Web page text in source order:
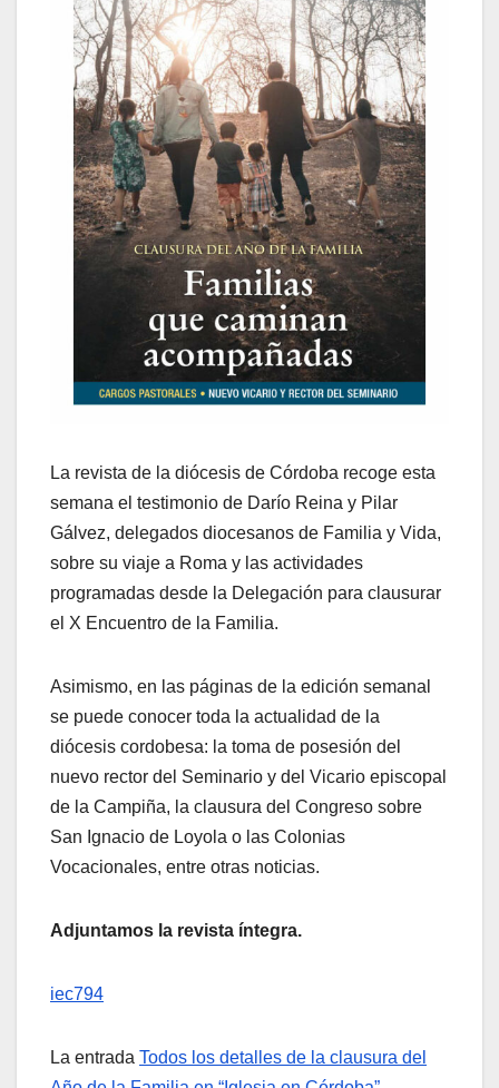
La revista de la diócesis de Córdoba recoge esta
semana el testimonio de Darío Reina y Pilar
Gálvez, delegados diocesanos de Familia y Vida,
sobre su viaje a Roma y las actividades
programadas desde la Delegación para clausurar
el X Encuentro de la Familia.
Asimismo, en las páginas de la edición semanal
se puede conocer toda la actualidad de la
diócesis cordobesa: la toma de posesión del
nuevo rector del Seminario y del Vicario episcopal
de la Campiña, la clausura del Congreso sobre
San Ignacio de Loyola o las Colonias
Vocacionales, entre otras noticias.
Adjuntamos la revista íntegra.
iec794
La entrada Todos los detalles de la clausura del